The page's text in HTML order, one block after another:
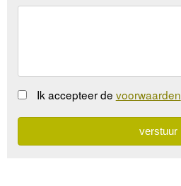
Ik accepteer de voorwaarden